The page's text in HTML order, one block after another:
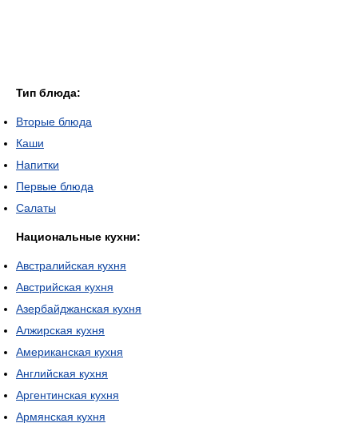
Тип блюда:
Вторые блюда
Каши
Напитки
Первые блюда
Салаты
Национальные кухни:
Австралийская кухня
Австрийская кухня
Азербайджанская кухня
Алжирская кухня
Американская кухня
Английская кухня
Аргентинская кухня
Армянская кухня